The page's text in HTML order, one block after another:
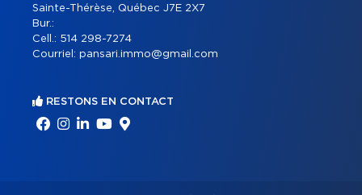
Sainte-Thérèse, Québec J7E 2X7
Bur.:
Cell.: 514 298-7274
Courriel: pansari.immo@gmail.com
RESTONS EN CONTACT